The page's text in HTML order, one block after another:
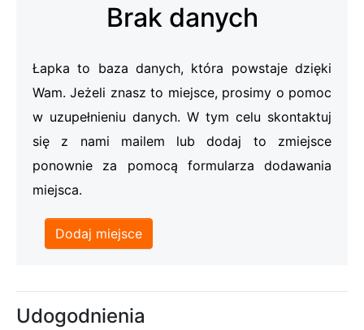
Brak danych
Łapka to baza danych, która powstaje dzięki
Wam. Jeżeli znasz to miejsce, prosimy o pomoc
w uzupełnieniu danych. W tym celu skontaktuj
się z nami mailem lub dodaj to zmiejsce
ponownie za pomocą formularza dodawania
miejsca.
Dodaj miejsce
Udogodnienia